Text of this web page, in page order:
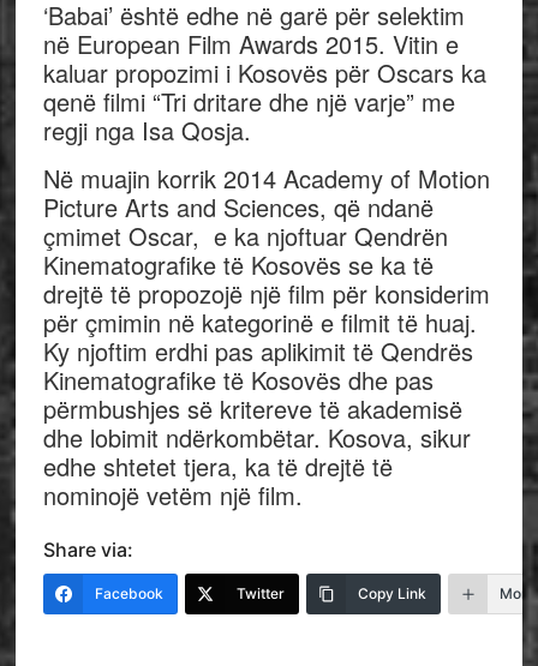
‘Babai’ është edhe në garë për selektim
në European Film Awards 2015. Vitin e
kaluar propozimi i Kosovës për Oscars ka
qenë filmi “Tri dritare dhe një varje” me
regji nga Isa Qosja.
Në muajin korrik 2014 Academy of Motion
Picture Arts and Sciences, që ndanë
çmimet Oscar, e ka njoftuar Qendrën
Kinematografike të Kosovës se ka të
drejtë të propozojë një film për konsiderim
për çmimin në kategorinë e filmit të huaj.
Ky njoftim erdhi pas aplikimit të Qendrës
Kinematografike të Kosovës dhe pas
përmbushjes së kritereve të akademisë
dhe lobimit ndërkombëtar. Kosova, sikur
edhe shtetet tjera, ka të drejtë të
nominojë vetëm një film.
Share via:
Facebook Twitter Copy Link More